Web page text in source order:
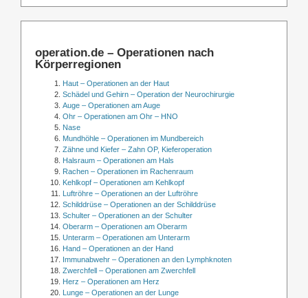
operation.de – Operationen nach
Körperregionen
Haut – Operationen an der Haut
Schädel und Gehirn – Operation der Neurochirurgie
Auge – Operationen am Auge
Ohr – Operationen am Ohr – HNO
Nase
Mundhöhle – Operationen im Mundbereich
Zähne und Kiefer – Zahn OP, Kieferoperation
Halsraum – Operationen am Hals
Rachen – Operationen im Rachenraum
Kehlkopf – Operationen am Kehlkopf
Luftröhre – Operationen an der Luftröhre
Schilddrüse – Operationen an der Schilddrüse
Schulter – Operationen an der Schulter
Oberarm – Operationen am Oberarm
Unterarm – Operationen am Unterarm
Hand – Operationen an der Hand
Immunabwehr – Operationen an den Lymphknoten
Zwerchfell – Operationen am Zwerchfell
Herz – Operationen am Herz
Lunge – Operationen an der Lunge